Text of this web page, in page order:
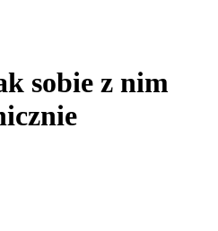
sobie z nim